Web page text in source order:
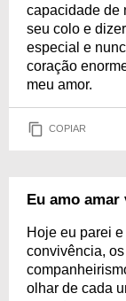
capacidade de
seu colo e
especial e
coração
meu amor.
COPIAR
Eu amo amar
Hoje eu parei
convivência,
olhar de cada